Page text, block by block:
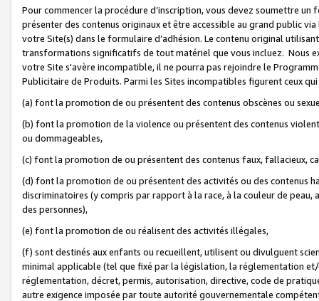
Pour commencer la procédure d’inscription, vous devez soumettre
présenter des contenus originaux et être accessible au grand public
votre Site(s) dans le formulaire d’adhésion. Le contenu original
transformations significatifs de tout matériel que vous incluez. Nous
votre Site s'avère incompatible, il ne pourra pas rejoindre le
Publicitaire de Produits. Parmi les Sites incompatibles figurent ceux
(a) font la promotion de ou présentent des contenus obscènes ou
(b) font la promotion de la violence ou présentent des contenus
ou dommageables,
(c) font la promotion de ou présentent des contenus faux, fallacieux,
(d) font la promotion de ou présentent des activités ou des contenus
discriminatoires (y compris par rapport à la race, à la couleur de
des personnes),
(e) font la promotion de ou réalisent des activités illégales,
(f) sont destinés aux enfants ou recueillent, utilisent ou divulguent
minimal applicable (tel que fixé par la législation, la réglementation
réglementation, décret, permis, autorisation, directive, code de
autre exigence imposée par toute autorité gouvernementale